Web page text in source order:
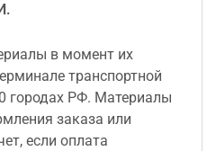
в момент их
транспортной
городах РФ. Материалы
заказа или
если оплата